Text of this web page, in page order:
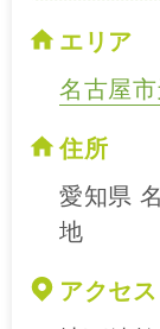
エリア
名古屋
住所
愛知県
地
アクセス